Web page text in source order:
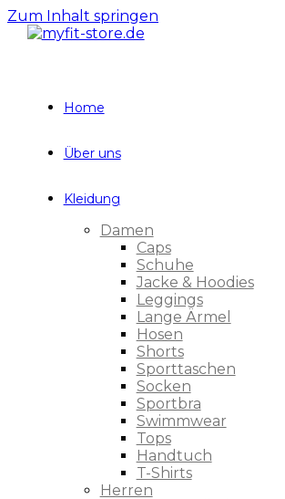
Zum Inhalt springen
Home
Über uns
Kleidung
Damen
Caps
Schuhe
Jacke & Hoodies
Leggings
Lange Ärmel
Hosen
Shorts
Sporttaschen
Socken
Sportbra
Swimmwear
Tops
Handtuch
T-Shirts
Herren